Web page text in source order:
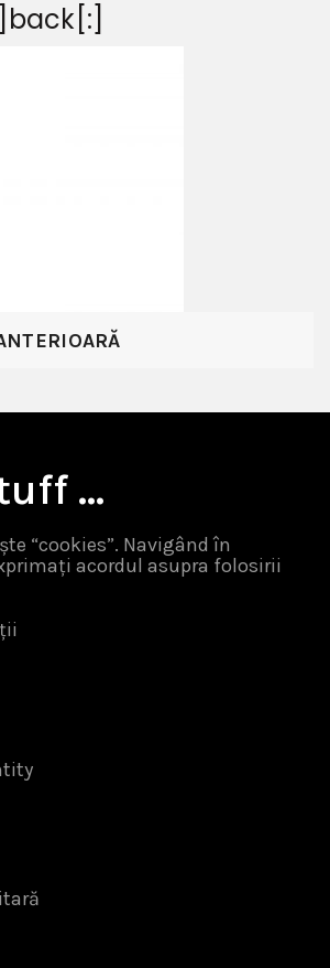
…
“cookies”. Navigând în
acordul asupra folosirii